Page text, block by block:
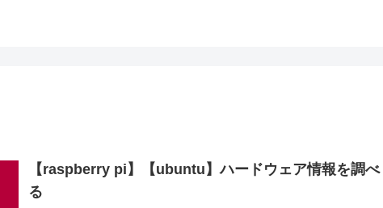
【raspberry pi】【ubuntu】ハードウェア情報を調べ
る